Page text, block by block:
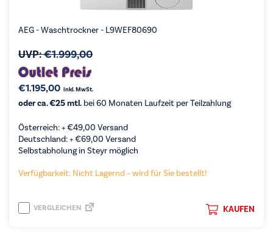
AEG - Waschtrockner - L9WEF80690
UVP:€1.999,00
€1.195,00 inkl. MwSt.
oder ca. €25 mtl. bei 60 Monaten Laufzeit per Teilzahlung
Österreich: +€49,00 Versand
Deutschland: +€69,00 Versand
Selbstabholung in Steyr möglich
Verfügbarkeit: Nicht Lagernd – wird für Sie bestellt!
KAUFEN
VERGLEICHEN